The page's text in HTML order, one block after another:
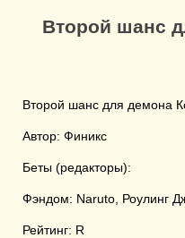
Второй шанс
Второй шанс для демона
Автор: Финикс
Беты (редакторы):
Фэндом: Naruto, Роулинг
Рейтинг: R